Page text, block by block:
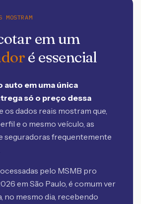
MOSTRAM
em um
é essencial
auto em uma única
só o preço dessa
os dados reais mostram que,
e o mesmo veículo, as
seguradoras frequentemente
pelo MSMB pro
em São Paulo, é comum ver
no mesmo dia, recebendo